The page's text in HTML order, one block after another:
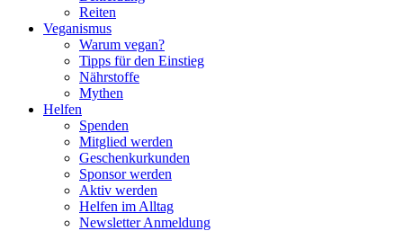
Reiten
Veganismus
Warum vegan?
Tipps für den Einstieg
Nährstoffe
Mythen
Helfen
Spenden
Mitglied werden
Geschenkurkunden
Sponsor werden
Aktiv werden
Helfen im Alltag
Newsletter Anmeldung